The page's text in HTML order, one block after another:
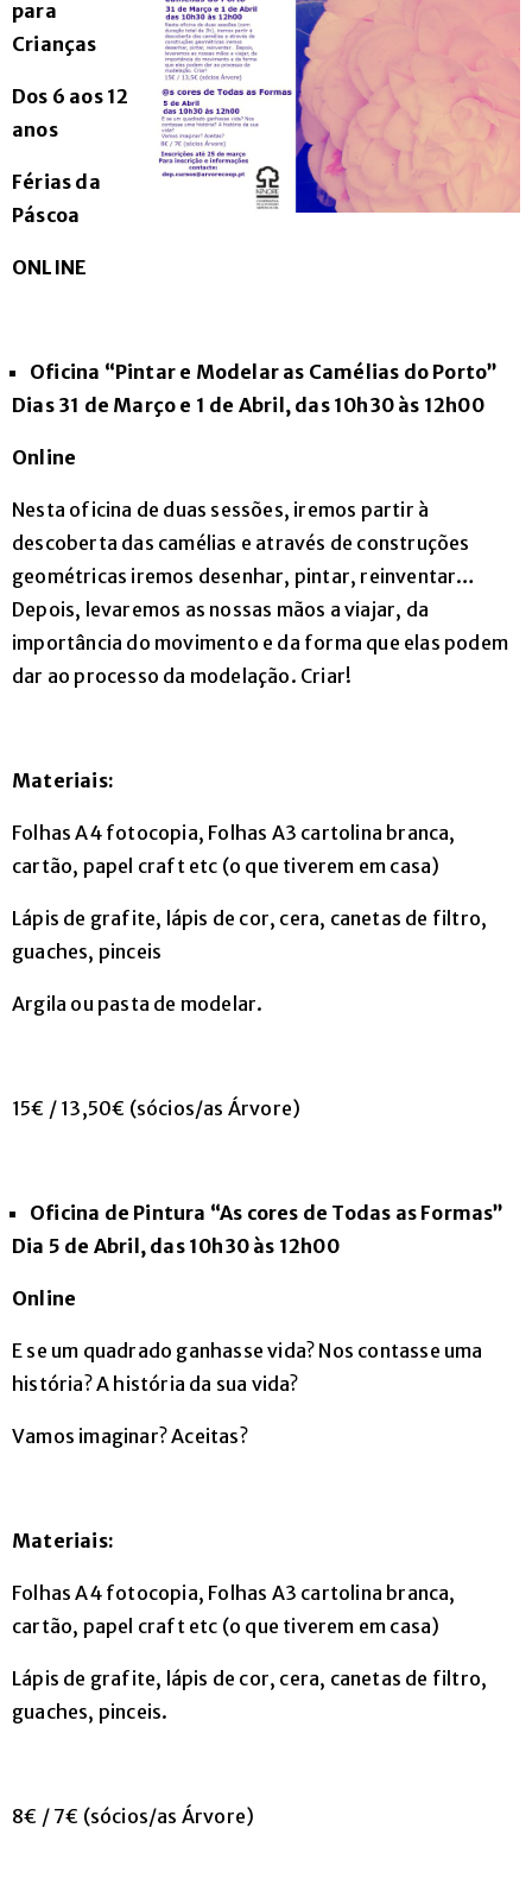
Cursos
Contactos
222
010
geral@arvorecoop.pt
para
Crianças
Dos 6 aos 12
anos
Férias da
Páscoa
ONLINE
Oficina “Pintar e Modelar as Camélias do Porto”
Dias 31 de Março e 1 de Abril, das 10h30 às 12h00
Online
Nesta oficina de duas sessões, iremos partir à
descoberta das camélias e através de construções
geométricas iremos desenhar, pintar, reinventar…
Depois, levaremos as nossas mãos a viajar, da
importância do movimento e da forma que elas podem
dar ao processo da modelação. Criar!
Materiais:
Folhas A4 fotocopia, Folhas A3 cartolina branca,
cartão, papel craft etc (o que tiverem em casa)
Lápis de grafite, lápis de cor, cera, canetas de filtro,
guaches, pinceis
Argila ou pasta de modelar.
15€ / 13,50€ (sócios/as Árvore)
Oficina de Pintura “As cores de Todas as Formas”
Dia 5 de Abril, das 10h30 às 12h00
Online
E se um quadrado ganhasse vida? Nos contasse uma
história? A história da sua vida?
Vamos imaginar? Aceitas?
Materiais:
Folhas A4 fotocopia, Folhas A3 cartolina branca,
cartão, papel craft etc (o que tiverem em casa)
Lápis de grafite, lápis de cor, cera, canetas de filtro,
guaches, pinceis.
8€ / 7€ (sócios/as Árvore)